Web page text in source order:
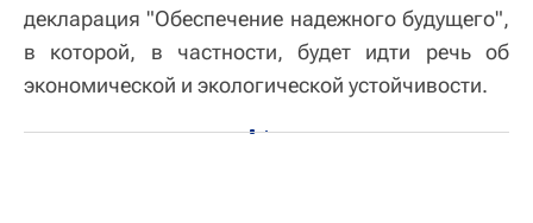
декларация "Обеспечение надежного будущего",
в которой, в частности, будет идти речь об
экономической и экологической устойчивости.